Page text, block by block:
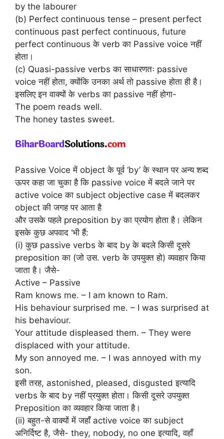
by the labourer
(b) Perfect continuous tense – present perfect
continuous past perfect continuous, future
perfect continuous के verb का Passive voice नहीं
होता।
(c) Quasi-passive verbs का साधारणतः passive
voice नहीं होता, क्योंकि उनका अर्थ तो passive होता ही है।
इसलिए इन वाक्यों के verbs का passive नहीं होगा-
The poem reads well.
The honey tastes sweet.
Passive Voice में object के पूर्व ‘by’ के स्थान पर अन्य शब्द
ऊपर कहा जा चुका है कि passive voice में बदले जाने पर
active voice का subject objective case में बदलकर
object की जगह पर आता है
और उसके पहले preposition by का प्रयोग होता है। लेकिन
इसके कुछ अपवाद ‘भी हैं:
(i) कुछ passive verbs के बाद by के बदले किसी दूसरे
preposition का (जो उस. verb के उपयुक्त हो) व्यवहार किया
जाता है। जैसे-
Active – Passive
Ram knows me. – I am known to Ram.
His behaviour surprised me. – I was surprised at
his behaviour.
Your attitude displeased them. – They were
displaced with your attitude.
My son annoyed me. – I was annoyed with my
son.
इसी तरह, astonished, pleased, disgusted इत्यादि
verbs के बाद by नहीं प्रयुक्त होता। किसी दूसरे उपयुक्त
Preposition का व्यवहार किया जाता है।
(ii) बहुत-से वाक्यों में जहाँ active voice का subject
अनिर्दिष्ट है, जैसे- they, nobody, no one इत्यादि, वहाँ